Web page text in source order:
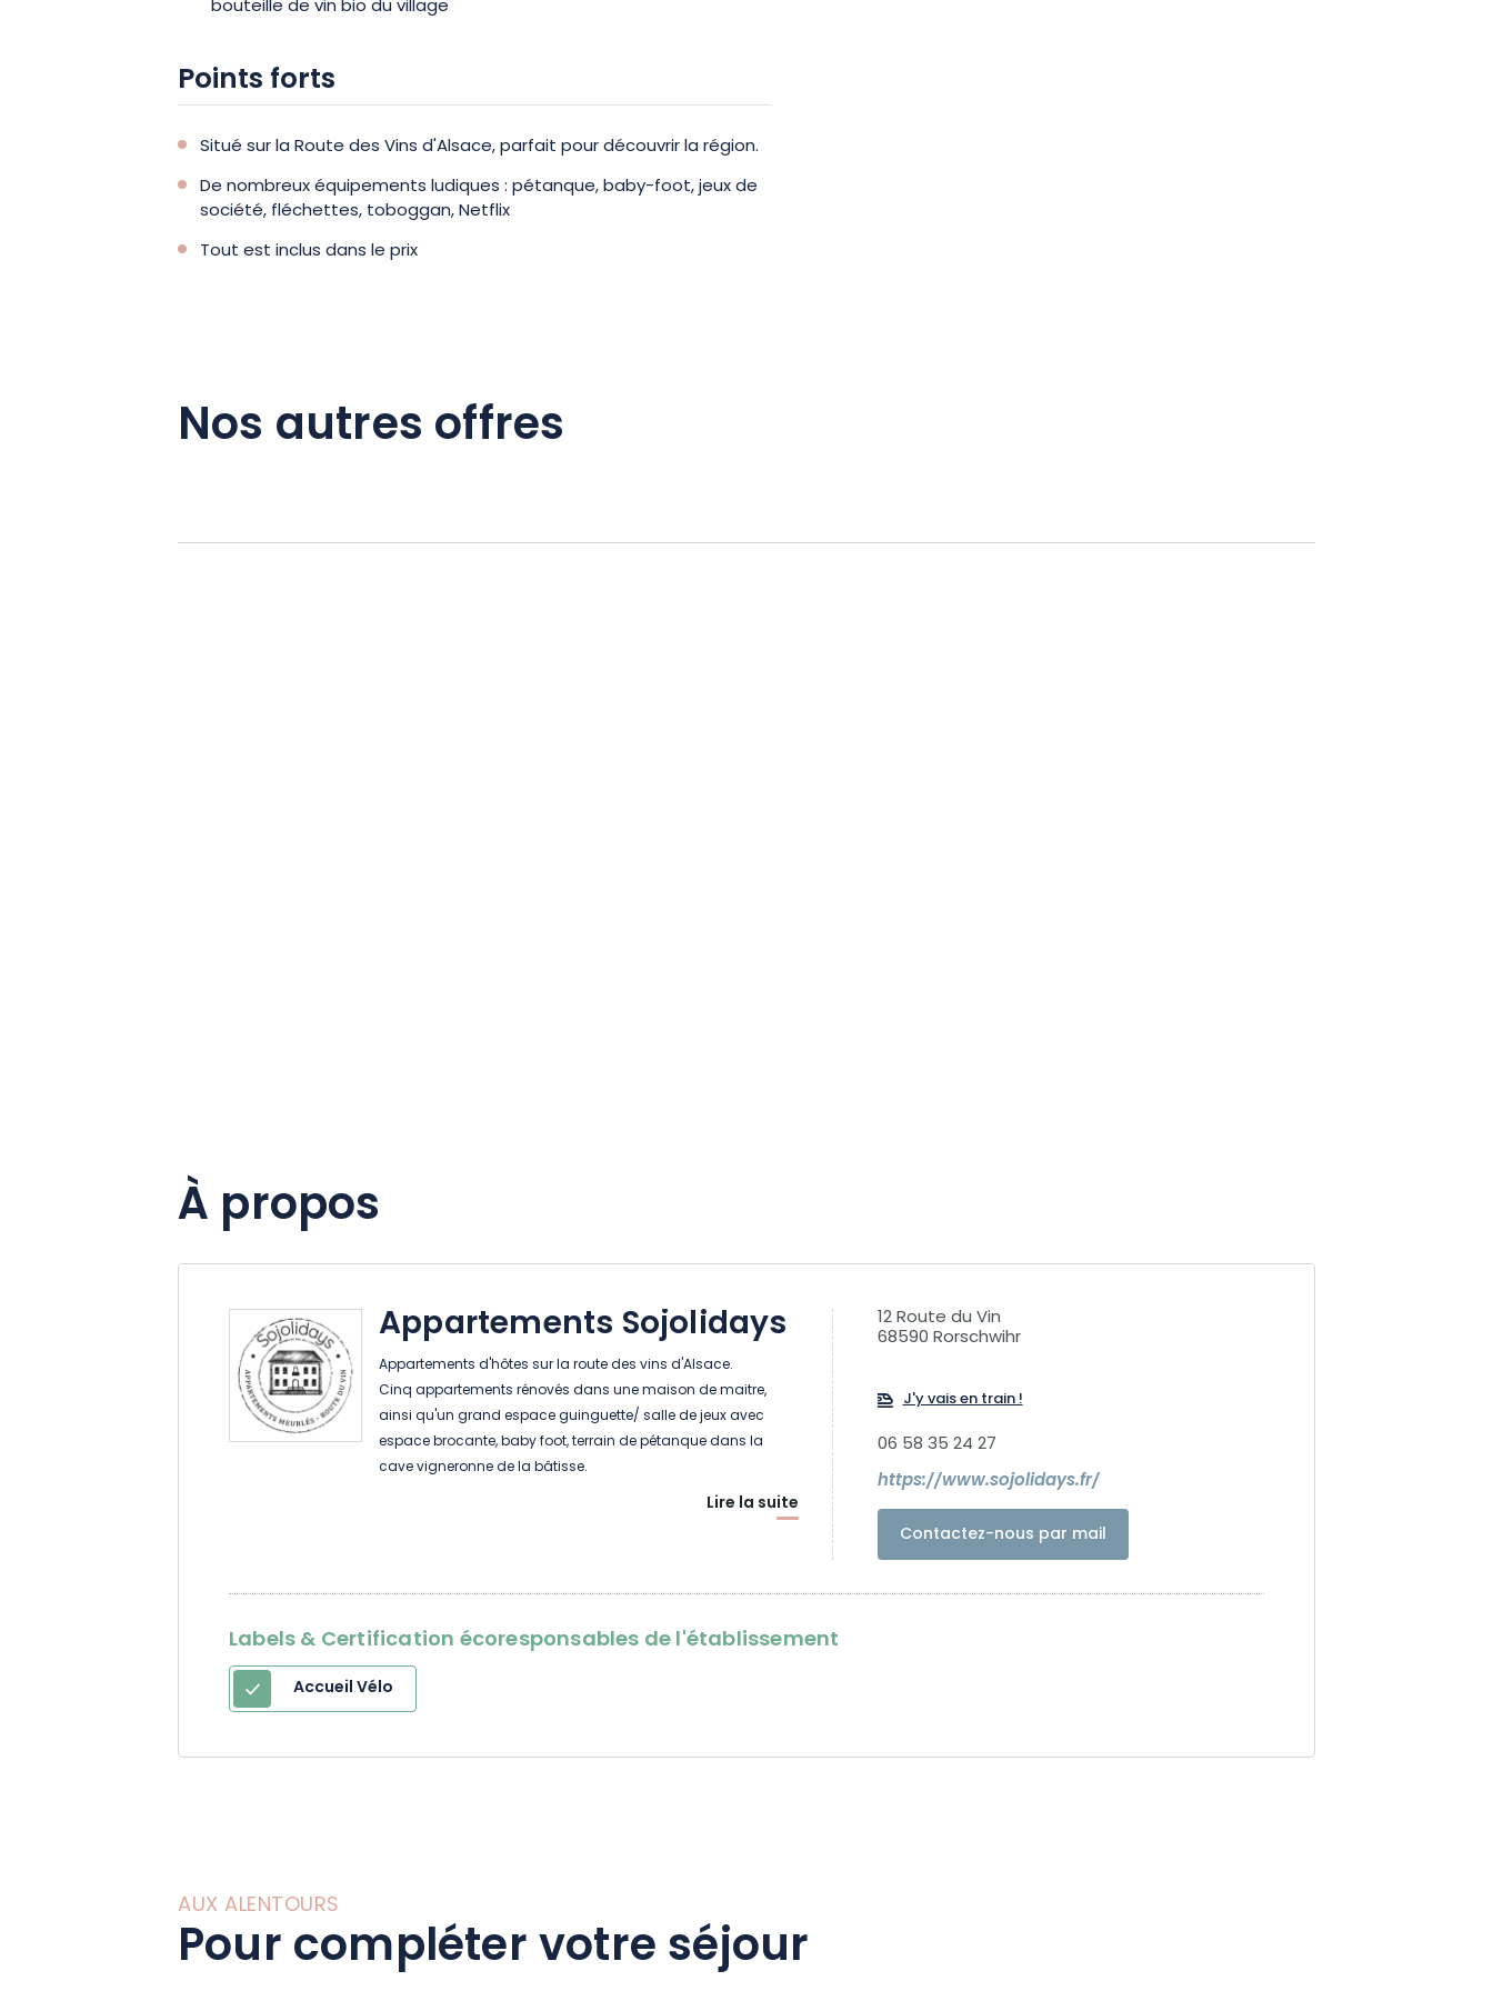
bouteille de vin bio du village
Points forts
Situé sur la Route des Vins d'Alsace, parfait pour découvrir la région.
De nombreux équipements ludiques : pétanque, baby-foot, jeux de
société, fléchettes, toboggan, Netflix
Tout est inclus dans le prix
Nos autres offres
À propos
Appartements Sojolidays
Appartements d'hôtes sur la route des vins d'Alsace.
Cinq appartements rénovés dans une maison de maitre,
ainsi qu'un grand espace guinguette/ salle de jeux avec
espace brocante, baby foot, terrain de pétanque dans la
cave vigneronne de la bâtisse.
Lire la suite
12 Route du Vin
68590 Rorschwihr
J'y vais en train !
06 58 35 24 27
https://www.sojolidays.fr/
Contactez-nous par mail
Labels & Certification écoresponsables de l'établissement
Accueil Vélo
AUX ALENTOURS
Pour compléter votre séjour